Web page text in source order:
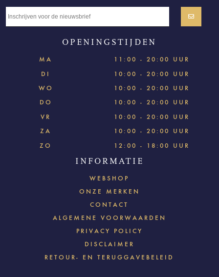
OPENINGSTIJDEN
MA
11:00 - 20:00 UUR
DI
10:00 - 20:00 UUR
WO
10:00 - 20:00 UUR
DO
10:00 - 20:00 UUR
VR
10:00 - 20:00 UUR
ZA
10:00 - 20:00 UUR
ZO
12:00 - 18:00 UUR
INFORMATIE
WEBSHOP
ONZE MERKEN
CONTACT
ALGEMENE VOORWAARDEN
PRIVACY POLICY
DISCLAIMER
RETOUR- EN TERUGGAVEBELEID